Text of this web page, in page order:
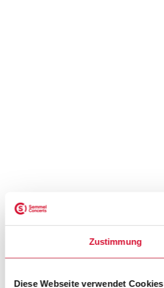
Zustimmung
Diese Webseite verwendet Cookies